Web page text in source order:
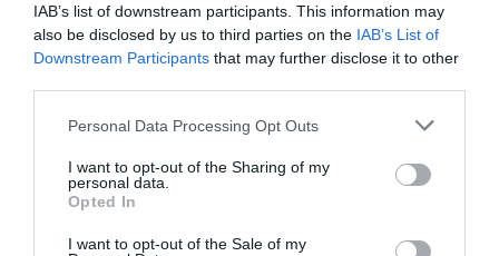
IAB’s list of downstream participants. This information may
also be disclosed by us to third parties on the IAB’s List of
Downstream Participants that may further disclose it to other
Personal Data Processing Opt Outs
I want to opt-out of the Sharing of my
personal data.
Opted In
I want to opt-out of the Sale of my